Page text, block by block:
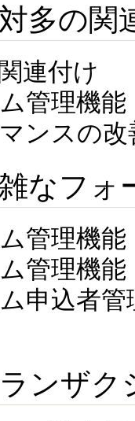
多の関
連付け
管理機能
ンスの改
なフォ
管理機能
管理機能
申込者管
ランザ